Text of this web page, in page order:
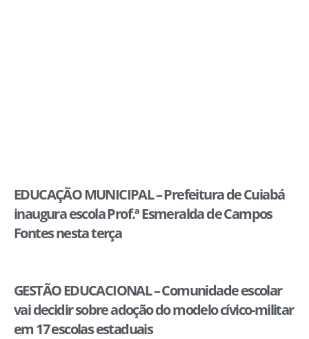
EDUCAÇÃO MUNICIPAL – Prefeitura de Cuiabá
inaugura escola Prof.ª Esmeralda de Campos
Fontes nesta terça
GESTÃO EDUCACIONAL – Comunidade escolar
vai decidir sobre adoção do modelo cívico-militar
em 17 escolas estaduais